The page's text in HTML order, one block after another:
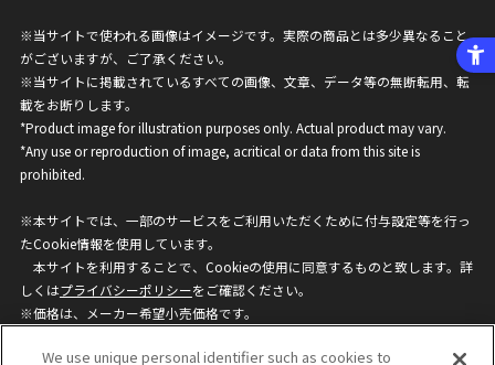
※当サイトで使われる画像はイメージです。実際の商品とは多少異なること
がございますが、ご了承ください。
※当サイトに掲載されているすべての画像、文章、データ等の無断転用、転
載をお断りします。
*Product image for illustration purposes only. Actual product may vary.
*Any use or reproduction of image, acritical or data from this site is
prohibited.
※本サイトでは、一部のサービスをご利用いただくために付与設定等を行っ
たCookie情報を使用しています。
本サイトを利用することで、Cookieの使用に同意するものと致します。詳
しくはプライバシーポリシーをご確認ください。
※価格は、メーカー希望小売価格です。
ざいますのでご了承ください。
We use unique personal identifier such as cookies to